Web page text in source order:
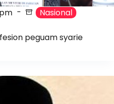
Nasional
peguam syarie